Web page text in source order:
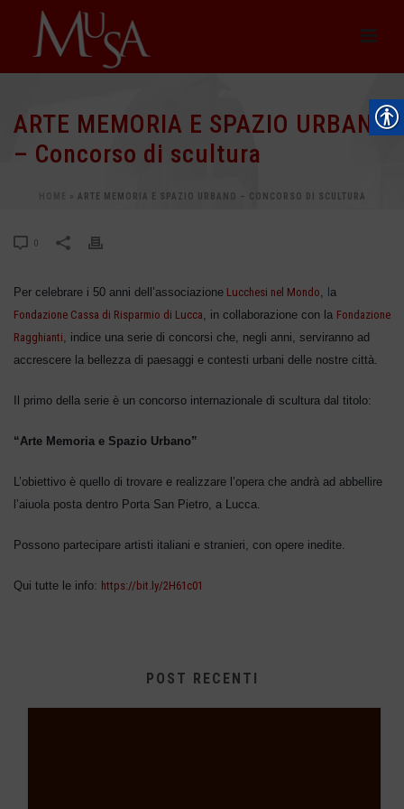
ARTE MEMORIA E SPAZIO URBANO
– Concorso di scultura
» ARTE MEMORIA E SPAZIO URBANO – CONCORSO DI SCULTURA
0
Per celebrare i 50 anni dell’associazione Lucchesi nel Mondo, a
Fondazione Cassa di Risparmio di Lucca, in collaborazione con la Fondazione
Ragghianti, indice una serie di concorsi che, negli anni, serviranno ad
accrescere la bellezza di paesaggi e contesti urbani delle nostre città.
Il primo della serie è un concorso internazionale di scultura dal titolo:
“Arte Memoria e Spazio Urbano”
L’obiettivo è quello di trovare e realizzare l’opera che andrà ad abbellire
l’aiuola posta dentro Porta San Pietro, a Lucca.
Possono partecipare artisti italiani e stranieri, con opere inedite.
Qui tutte le info: https://bit.ly/2H61c01
POST RECENTI